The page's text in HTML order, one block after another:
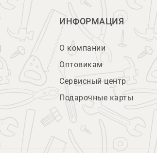
ИНФОРМАЦИЯ
О компании
Оптовикам
Сервисный центр
Подарочные карты